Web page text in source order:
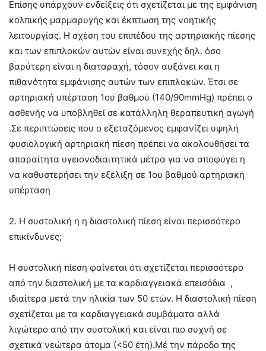
Επίσης υπάρχουν ενδείξεις ότι σχετίζεται με της εμφάνιση
κολπικής μαρμαρυγής και έκπτωση της νοητικής
λειτουργίας. Η σχέση του επιπέδου της αρτηριακής πίεσης
και των επιπλοκών αυτών είναι συνεχής δηλ. όσο
βαρύτερη είναι η διαταραχή, τόσον αυξάνει και η
πιθανότητα εμφάνισης αυτών των επιπλοκών. Έτσι σε
αρτηριακή υπέρταση 1ου βαθμού (140/90mmHg) πρέπει ο
ασθενής να υποβληθεί σε κατάλληλη θεραπευτική αγωγή
.Σε περιπτώσεις που ο εξεταζόμενος εμφανίζει υψηλή
φυσιολογική αρτηριακή πίεση πρέπει να ακολουθήσει τα
απαραίτητα υγειονοδιαιτητικά μέτρα για να αποφύγει η
να καθυστερήσει την εξέλιξη σε 1ου βαθμού αρτηριακή
υπέρταση
2. H συστολική η η διαστολική πίεση είναι περισσότερο
επικίνδυνες;
Η συστολική πίεση φαίνεται ότι σχετίζεται περισσότερο
από την διαστολική με τα καρδιαγγειακά επεισόδια ,
ιδιαίτερα μετά την ηλικία των 50 ετών. Η διαστολική πίεση
σχετίζεται με τα καρδιαγγειακά συμβάματα αλλά
λιγώτερο από την συστολική και είναι πιο συχνή σε
σχετικά νεώτερα άτομα (<50 έτη).Μέ την πάροδο της